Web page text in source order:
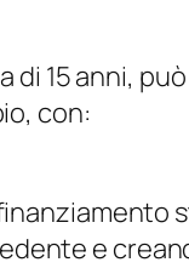
15 anni,
con:
e